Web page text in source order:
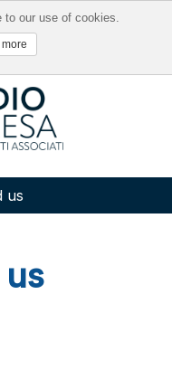
us
to our use of cookies.